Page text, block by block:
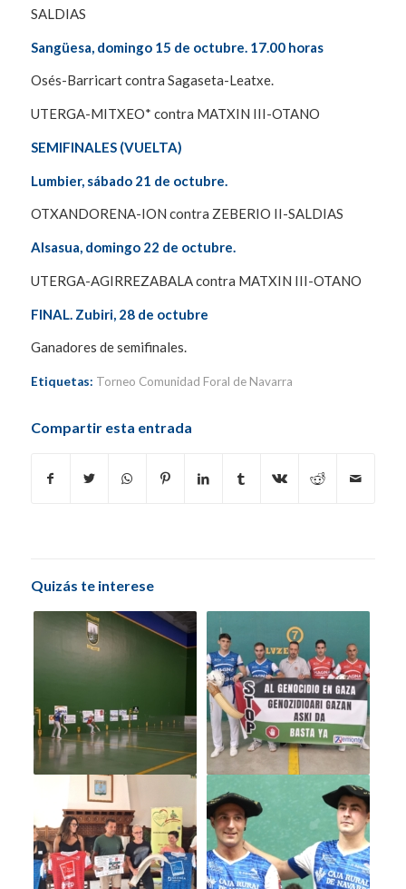
SALDIAS
Sangüesa, domingo 15 de octubre. 17.00 horas
Osés-Barricart contra Sagaseta-Leatxe.
UTERGA-MITXEO* contra MATXIN III-OTANO
SEMIFINALES (VUELTA)
Lumbier, sábado 21 de octubre.
OTXANDORENA-ION contra ZEBERIO II-SALDIAS
Alsasua, domingo 22 de octubre.
UTERGA-AGIRREZABALA contra MATXIN III-OTANO
FINAL. Zubiri, 28 de octubre
Ganadores de semifinales.
Etiquetas: Torneo Comunidad Foral de Navarra
Compartir esta entrada
Quizás te interese